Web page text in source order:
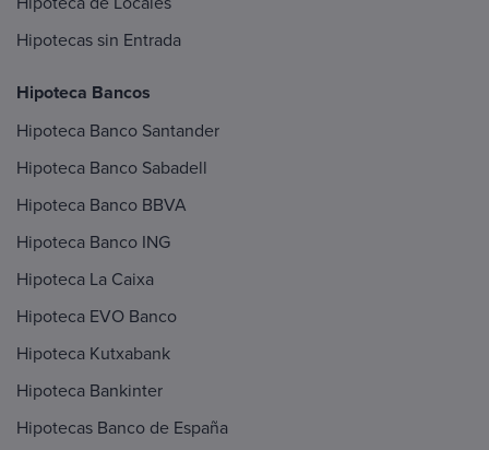
Hipotecas sin Entrada
Hipoteca Bancos
Hipoteca Banco Santander
Hipoteca Banco Sabadell
Hipoteca Banco BBVA
Hipoteca Banco ING
Hipoteca La Caixa
Hipoteca EVO Banco
Hipoteca Kutxabank
Hipoteca Bankinter
Hipotecas Banco de España